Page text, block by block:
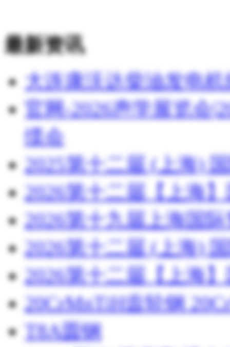
最新资讯
大连康沃达柴油发电机
官网-2026声学展览会
缆会
2025第十二届 (上海)
2026第十二届【上海
2026第十九届上海国
2026第十二届 (上海)
2026第十二届【上海
20CrMnTiH齿轮钢
T8A圆钢